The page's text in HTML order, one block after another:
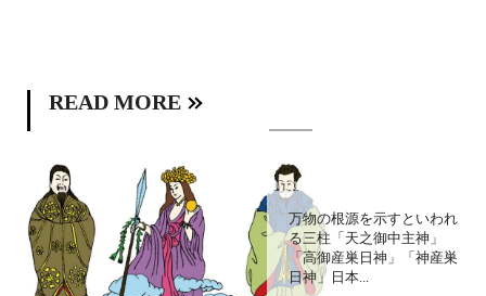
READ MORE
万物の根源を示すといわれ
る三柱「天之御中主神」
「高御産巣日神」「神産巣
日神」日本...